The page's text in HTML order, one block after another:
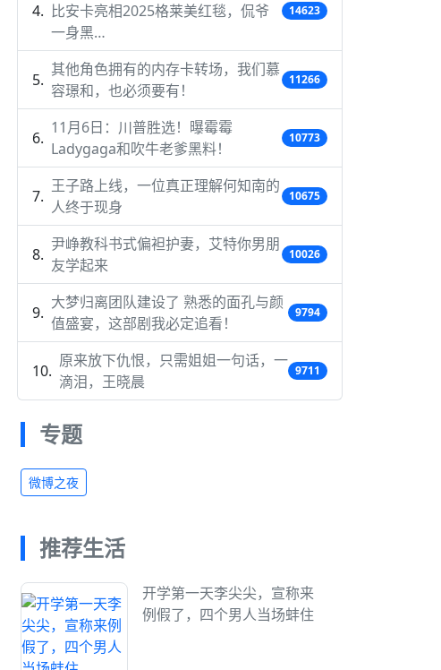
比安卡亮相2025格莱美红毯，侃爷
一身黑…
14623
其他角色拥有的内存卡转场，我们慕
容璟和，也必须要有！
11266
11月6日：川普胜选！曝霉霉
Ladygaga和吹牛老爹黑料！
10773
王子路上线，一位真正理解何知南的
人终于现身
10675
尹峥教科书式偏袒护妻，艾特你男朋
友学起来
10026
大梦归离团队建设了 熟悉的面孔与颜
值盛宴，这部剧我必定追看！
9794
原来放下仇恨，只需姐姐一句话，一
滴泪，王晓晨
9711
专题
微博之夜
推荐生活
开学第一天李尖尖，宣称来
例假了，四个男人当场蚌住